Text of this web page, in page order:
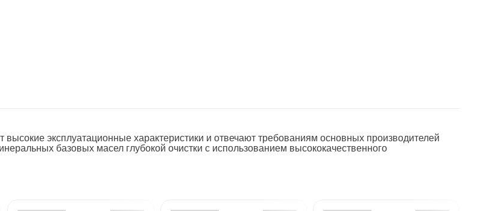
эксплуатационные характеристики и отвечают требованиям основных производителей
базовых масел глубокой очистки с использованием высококачественного